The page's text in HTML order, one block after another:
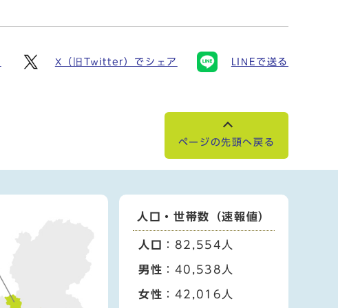
X（旧Twitter）でシェア LINEで送る
ページの先頭へ戻る
人口・世帯数（速報値）
人口 ：82,554人
男性 ：40,538人
女性 ：42,016人